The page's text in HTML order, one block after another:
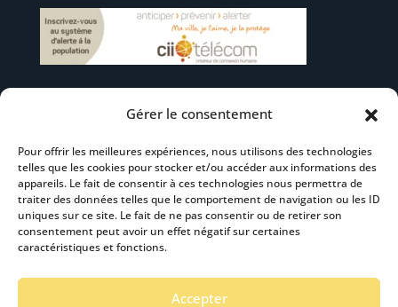
Gérer le consentement
Pour offrir les meilleures expériences, nous utilisons des technologies
telles que les cookies pour stocker et/ou accéder aux informations des
appareils. Le fait de consentir à ces technologies nous permettra de
traiter des données telles que le comportement de navigation ou les ID
uniques sur ce site. Le fait de ne pas consentir ou de retirer son
consentement peut avoir un effet négatif sur certaines
caractéristiques et fonctions.
Accepter
Suivez-nous
S’abonner à la newsletter